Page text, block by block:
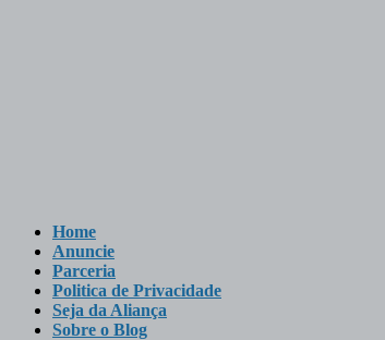
Home
Anuncie
Parceria
Politica de Privacidade
Seja da Aliança
Sobre o Blog